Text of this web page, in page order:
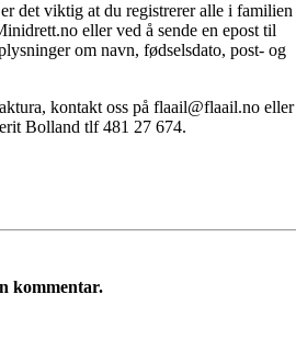
det viktig at du registrerer alle i familien
eller ved å sende en epost til
om navn, fødselsdato, post- og
kontakt oss på flaail@flaail.no eller
Bolland tlf 481 27 674.
kommentar.